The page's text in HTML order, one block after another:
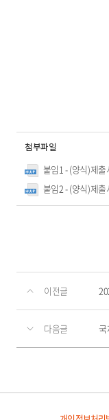
첨부파일
붙임1 - (양식)제
붙임2 - (양식)제
이전글
다음글 국